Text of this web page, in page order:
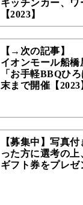
キッチンカー、
【2023】
【→次の記事】
イオンモール船
「お手軽BBQひ
末まで開催【2023
【募集中】写真
った方に選考の上
ギフト券をプレゼ